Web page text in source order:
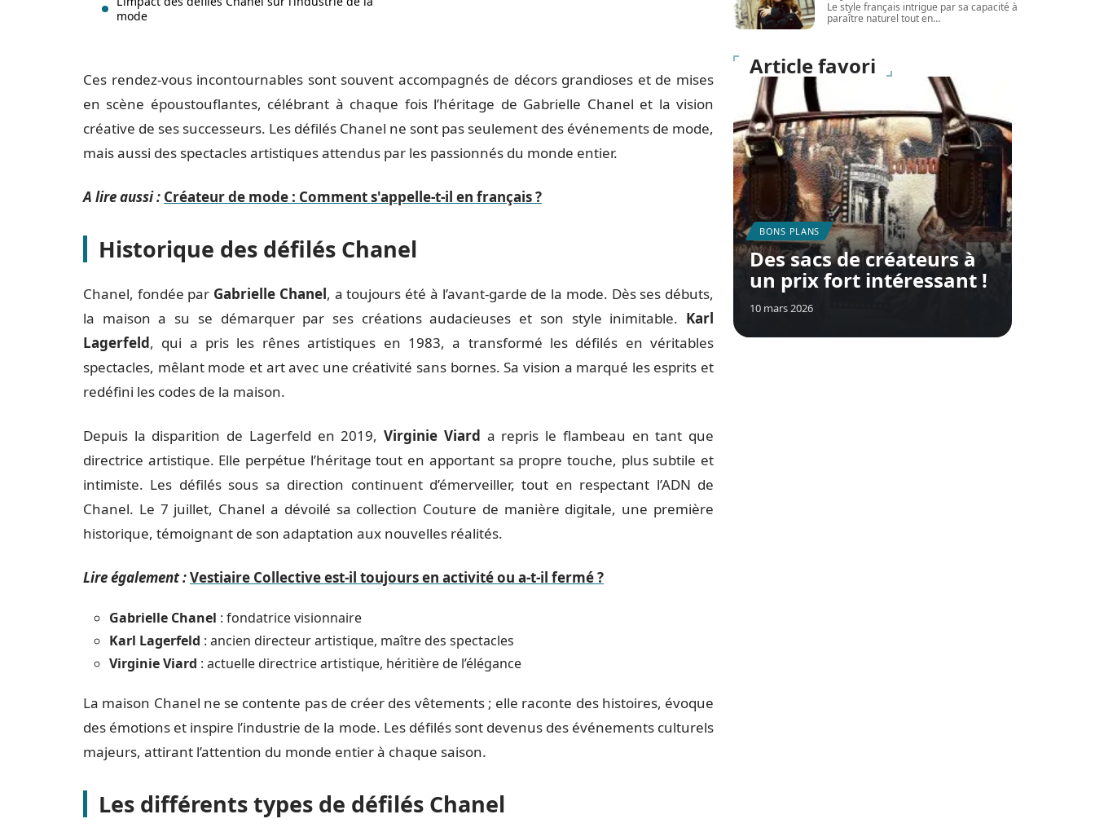
mode
Ces rendez-vous incontournables sont souvent accompagnés de décors grandioses et de mises
en scène époustouflantes, célébrant à chaque fois l’héritage de Gabrielle Chanel et la vision
créative de ses successeurs. Les défilés Chanel ne sont pas seulement des événements de mode,
mais aussi des spectacles artistiques attendus par les passionnés du monde entier.
A lire aussi : Créateur de mode : Comment s'appelle-t-il en français ?
Historique des défilés Chanel
Chanel, fondée par Gabrielle Chanel, a toujours été à l’avant-garde de la mode. Dès ses débuts,
la maison a su se démarquer par ses créations audacieuses et son style inimitable. Karl
Lagerfeld, qui a pris les rênes artistiques en 1983, a transformé les défilés en véritables
spectacles, mêlant mode et art avec une créativité sans bornes. Sa vision a marqué les esprits et
redéfini les codes de la maison.
Depuis la disparition de Lagerfeld en 2019,Virginie Viard a repris le flambeau en tant que
directrice artistique. Elle perpétue l’héritage tout en apportant sa propre touche, plus subtile et
intimiste. Les défilés sous sa direction continuent d’émerveiller, tout en respectant l’ADN de
Chanel. Le 7 juillet, Chanel a dévoilé sa collection Couture de manière digitale, une première
historique, témoignant de son adaptation aux nouvelles réalités.
Lire également :Vestiaire Collective est-il toujours en activité ou a-t-il fermé ?
Gabrielle Chanel : fondatrice visionnaire
Karl Lagerfeld : ancien directeur artistique, maître des spectacles
Virginie Viard : actuelle directrice artistique, héritière de l’élégance
La maison Chanel ne se contente pas de créer des vêtements ; elle raconte des histoires, évoque
des émotions et inspire l’industrie de la mode. Les défilés sont devenus des événements culturels
majeurs, attirant l’attention du monde entier à chaque saison.
Les différents types de défilés Chanel
Le style français intrigue par sa capacité à
paraître naturel tout en…
Article favori
BONS PLANS
Des sacs de créateurs à
un prix fort intéressant !
10 mars 2026